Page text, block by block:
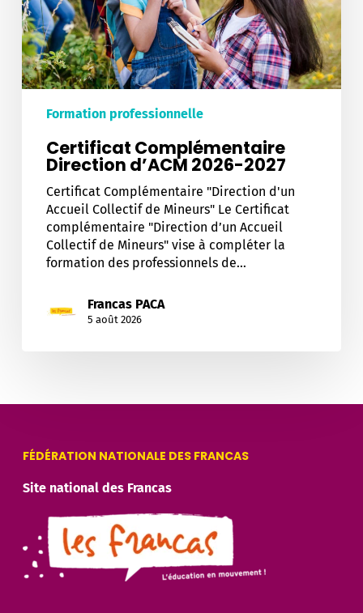
Formation professionnelle
Certificat Complémentaire
Direction d’ACM 2026-2027
Certificat Complémentaire "Direction d'un
Accueil Collectif de Mineurs" Le Certificat
complémentaire "Direction d’un Accueil
Collectif de Mineurs" vise à compléter la
formation des professionnels de…
Francas PACA
5 août 2026
FÉDÉRATION NATIONALE DES FRANCAS
Site national des Francas